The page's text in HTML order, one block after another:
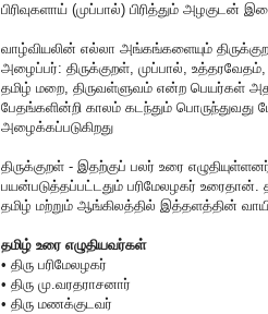
பிரிவுகளாய் (முப்பால்) பிரித்தும் அழகுடன்
வாழ்வியலின் எல்லா அங்கங்களையும்
அழைப்பர்: திருக்குறள், முப்பால்,
தமிழ் மறை, திருவள்ளுவம் என்ற பெயர்கள்
பேதங்களின்றி காலம் கடந்தும்
அழைக்கப்படுகிறது
திருக்குறள் - இதற்குப் பலர் உரை
பயன்படுத்தப்பட்டதும் பரிமேலழகர் உரைதான்.
தமிழ் மற்றும் ஆங்கிலத்தில் இத்தளத்தின்
தமிழ் உரை எழுதியவர்கள்
• திரு பரிமேலழகர்
• திரு மு.வரதராசனார்
• திரு மணக்குடவர்